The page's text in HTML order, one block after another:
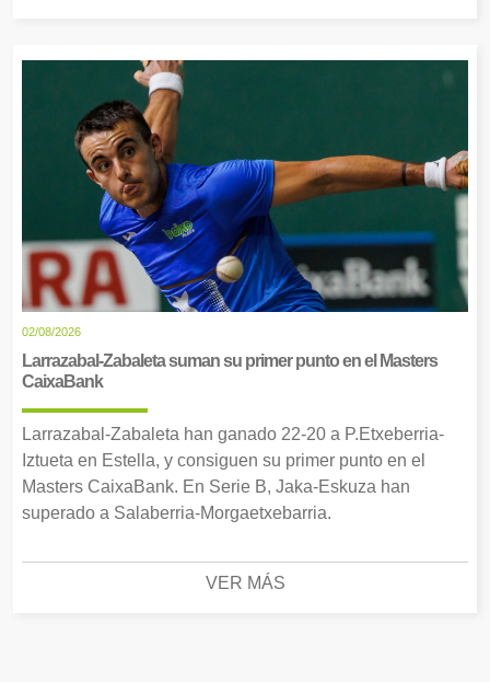
02/08/2026
Larrazabal-Zabaleta suman su primer punto en el Masters
CaixaBank
Larrazabal-Zabaleta han ganado 22-20 a P.Etxeberria-
Iztueta en Estella, y consiguen su primer punto en el
Masters CaixaBank. En Serie B, Jaka-Eskuza han
superado a Salaberria-Morgaetxebarria.
VER MÁS